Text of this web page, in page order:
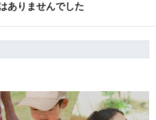
ありませんでした